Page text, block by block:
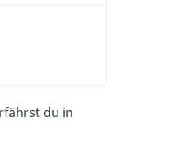
du in